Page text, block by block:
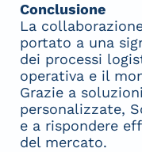
Conclusione
La
portato a una
dei processi
operativa e il
Grazie a
personalizzate,
e a rispondere
del mercato.